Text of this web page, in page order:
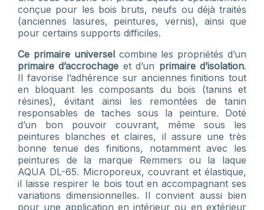
conçue pour les bois bruts, neufs ou déjà traités
(anciennes lasures, peintures, vernis), ainsi que
pour certains supports difficiles.
Ce primaire universelcombine les propriétés d’un
primaire d’accrochage et d’un primaire d’isolation.
Il favorise l’adhérence sur anciennes finitions tout
en bloquant les composants du bois (tanins et
résines), évitant ainsi les remontées de tanin
responsables de taches sous la peinture. Doté
d’un bon pouvoir couvrant, même sous les
peintures blanches et claires, il assure une très
bonne tenue des finitions, notamment avec les
peintures de la marque Remmers ou la laque
AQUA DL-65. Microporeux, couvrant et élastique,
il laisse respirer le bois tout en accompagnant ses
variations dimensionnelles. Il convient aussi bien
pour une application en intérieur ou en extérieur